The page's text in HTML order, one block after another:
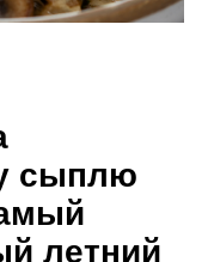
сыплю
летний